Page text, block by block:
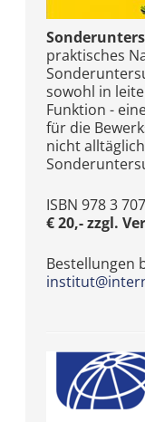
praktisches
sowohl in
Funktion -
für die
nicht
ISBN 978 3
€ 20,- zzgl.
Bestellungen